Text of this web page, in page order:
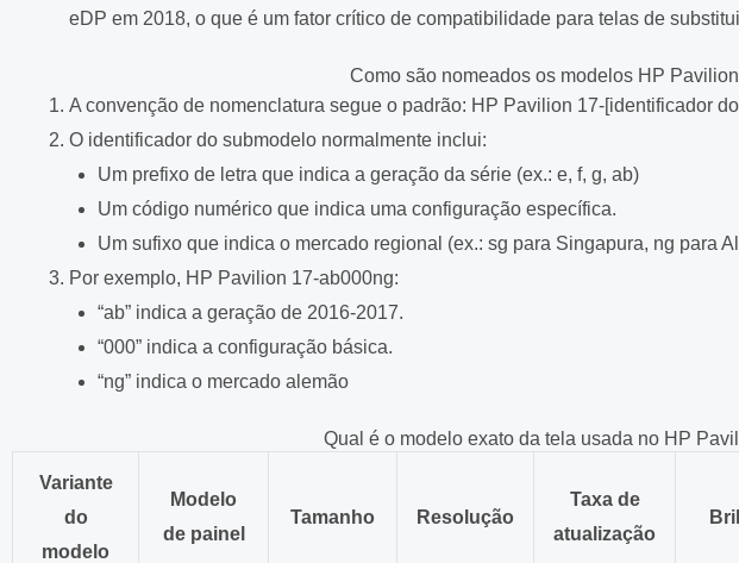
eDP em 2018, o que é um fator crítico de compatibilidade para telas de
Como são nomeados os modelos HP
A convenção de nomenclatura segue o padrão: HP Pavilion 17-[identificador
O identificador do submodelo normalmente inclui:
Um prefixo de letra que indica a geração da série (ex.: e, f, g, ab)
Um código numérico que indica uma configuração específica.
Um sufixo que indica o mercado regional (ex.: sg para Singapura, ng para
Por exemplo, HP Pavilion 17-ab000ng:
“ab” indica a geração de 2016-2017.
“000” indica a configuração básica.
“ng” indica o mercado alemão
Qual é o modelo exato da tela usada no HP
Variante
do
modelo
Modelo
de painel
Tamanho Resolução
Taxa de
atualização